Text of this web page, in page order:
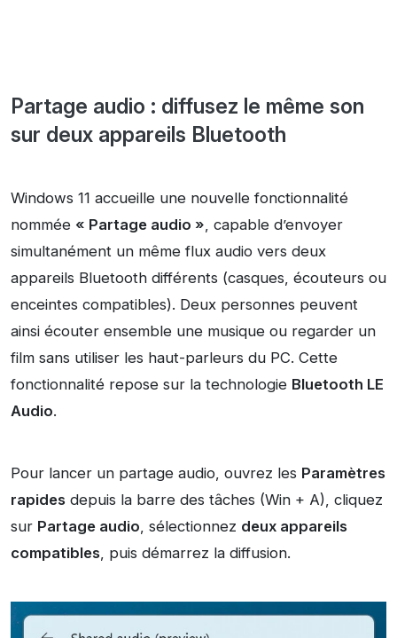
Partage audio : diffusez le même son
sur deux appareils Bluetooth
Windows 11 accueille une nouvelle fonctionnalité
nommée « Partage audio », capable d’envoyer
simultanément un même flux audio vers deux
appareils Bluetooth différents (casques, écouteurs ou
enceintes compatibles). Deux personnes peuvent
ainsi écouter ensemble une musique ou regarder un
film sans utiliser les haut-parleurs du PC. Cette
fonctionnalité repose sur la technologie Bluetooth LE
Audio.
Pour lancer un partage audio, ouvrez les Paramètres
rapides depuis la barre des tâches (Win + A), cliquez
sur Partage audio, sélectionnez deux appareils
compatibles, puis démarrez la diffusion.